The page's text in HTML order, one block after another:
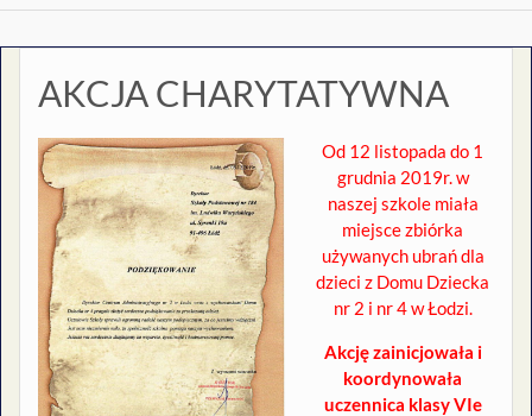
AKCJA CHARYTATYWNA
Od 12 listopada do 1
grudnia 2019r. w
naszej szkole miała
miejsce zbiórka
używanych ubrań dla
dzieci z Domu Dziecka
nr 2 i nr 4 w Łodzi.
Akcję zainicjowała i
koordynowała
uczennica klasy VIe